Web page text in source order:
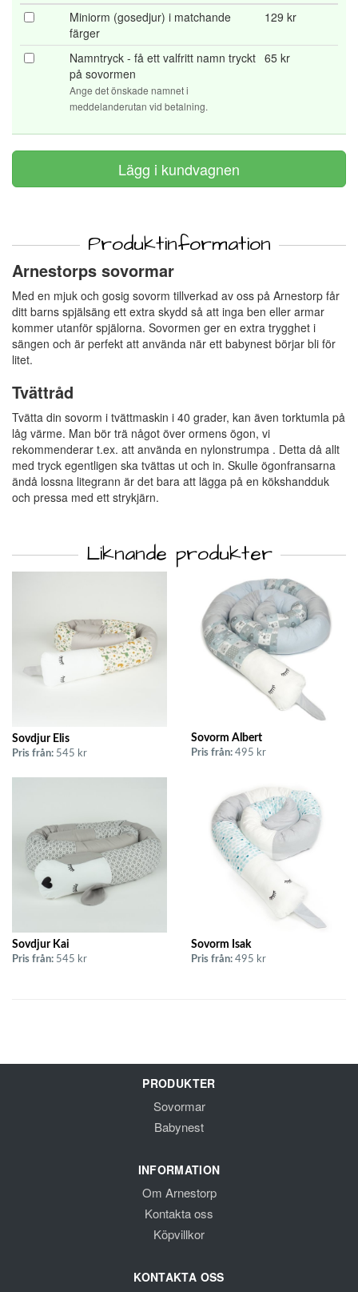
Miniorm (gosedjur) i matchande
färger
129 kr
Namntryck - få ett valfritt namn tryckt
på sovormen
Ange det önskade namnet i
meddelanderutan vid betalning.
65 kr
Produktinformation
Arnestorps sovormar
Med en mjuk och gosig sovorm tillverkad av oss på Arnestorp får
ditt barns spjälsäng ett extra skydd så att inga ben eller armar
kommer utanför spjälorna. Sovormen ger en extra trygghet i
sängen och är perfekt att använda när ett babynest börjar bli för
litet.
Tvättråd
Tvätta din sovorm i tvättmaskin i 40 grader, kan även torktumla på
låg värme. Man bör trä något över ormens ögon, vi
rekommenderar t.ex. att använda en nylonstrumpa . Detta då allt
med tryck egentligen ska tvättas ut och in. Skulle ögonfransarna
ändå lossna litegrann är det bara att lägga på en kökshandduk
och pressa med ett strykjärn.
Liknande produkter
Sovdjur Elis
Pris från: 545 kr
Sovorm Albert
Pris från: 495 kr
Sovdjur Kai
Pris från: 545 kr
Sovorm Isak
Pris från: 495 kr
PRODUKTER
Sovormar
Babynest
INFORMATION
Om Arnestorp
Kontakta oss
Köpvillkor
KONTAKTA OSS